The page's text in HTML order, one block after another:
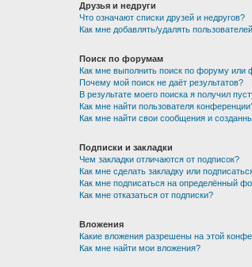
Друзья и недруги
Что означают списки друзей и недругов?
Как мне добавлять/удалять
Поиск по форумам
Как мне выполнить поиск по форуму или
Почему мой поиск не даёт результатов?
В результате моего поиска я получил
Как мне найти пользователя
Как мне найти свои сообщения и
Подписки и закладки
Чем закладки отличаются от подписок?
Как мне сделать закладку или
Как мне подписаться на определённый
Как мне отказаться от подписки?
Вложения
Какие вложения разрешены на этой
Как мне найти мои вложения?